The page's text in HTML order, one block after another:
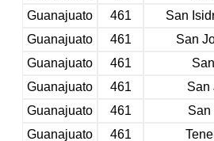
Guanajuato
461
San
Guanajuato
461
San
Guanajuato
461
Guanajuato
461
San
Guanajuato
461
San
Guanajuato
461